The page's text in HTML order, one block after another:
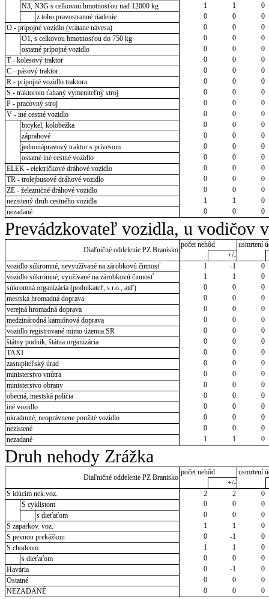
N3, N3G s celkovou hmotnosťou nad 12000 kg
1 1
0
z toho pravostranné riadenie
0 0
0
O - prípojné vozidlo (vrátane návesa)
0 0
0
O1, s celkovou hmotnosťou do 750 kg
0 0
0
ostatné prípojné vozidlo
0 0
0
T - kolesový traktor
0 0
0
C - pásový traktor
0 0
0
R - prípojné vozidlo traktora
0 0
0
S - traktorom ťahaný vymeniteľný stroj
0 0
0
P - pracovný stroj
0 0
0
V - iné cestné vozidlo
0 0
0
bicykel, kolobežka
0 0
0
záprahové
0 0
0
jednonápravový traktor s prívesom
0 0
0
ostatné iné cestné vozidlo
0 0
0
ELEK - električkové dráhové vozidlo
0 0
0
TR - trolejbusové dráhové vozidlo
0 0
0
ZE - železničné dráhové vozidlo
0 0
0
nezistený druh cestného vozidla
1 1
0
nezadané
0 0 0
Prevádzkovateľ vozidla, u vodičov
Diaľničné oddelenie PZ Branisko
počet nehôd
usmrtení
+/-
vozidlo súkromné, nevyužívané na zárobkovú činnosť
1 -1
0
vozidlo súkromné, využívané na zárobkovú činnosť
1 1
0
súkromná organizácia (podnikateľ, s.r.o., atď)
0 0
0
mestská hromadná doprava
0 0
0
verejná hromadná doprava
0 0
0
medzinárodná kamiónová doprava
0 0
0
vozidlo registrované mimo územia SR
0 0
0
štátny podnik, štátna organizácia
0 0
0
TAXI
0 0
0
zastupiteľský úrad
0 0
0
ministerstvo vnútra
0 0
0
ministerstvo obrany
0 0
0
obecná, mestská polícia
0 0
0
iné vozidlo
0 0
0
ukradnuté, neoprávnene použité vozidlo
0 0
0
nezistené
0 0
0
nezadané
1 1 0
Druh nehody Zrážka
Diaľničné oddelenie PZ Branisko
počet nehôd
usmrtení
+/-
S idúcim nek.voz.
2 2
0
S cyklistom
0 0
0
s dieťaťom
0 0
0
S zaparkov. voz.
1 1
0
S pevnou prekážkou
0 -1
0
S chodcom
1 1
0
s dieťaťom
0 0
0
Havária
0 -1
0
Ostatné
0 0
0
NEZADANÉ
0 0 0